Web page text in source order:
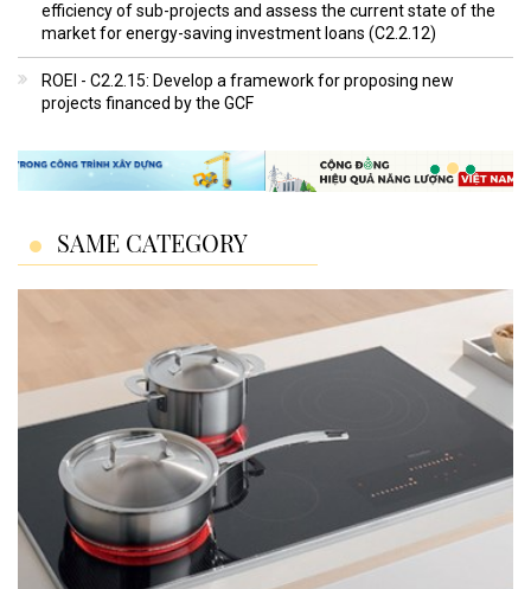
efficiency of sub-projects and assess the current state of the
market for energy-saving investment loans (C2.2.12)
ROEI - C2.2.15: Develop a framework for proposing new
projects financed by the GCF
SAME CATEGORY